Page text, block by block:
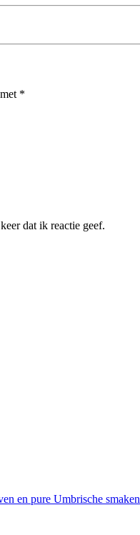
*
dat ik reactie geef.
en pure Umbrische smaken